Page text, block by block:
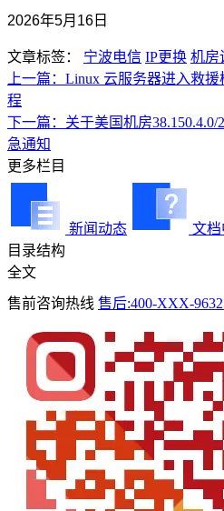
2026年5月16日
文章标签： 宁波电信 IP更换 机房
上一篇：Linux 云服务器进入救
程
下一篇：关于美国机房
急通知
更多栏目
新闻动态 文
目录结构
全文
售前咨询热线 售后:400-XXX-